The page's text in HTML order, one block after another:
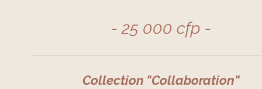
- 25 000 cfp -
Collection "Collaboration"